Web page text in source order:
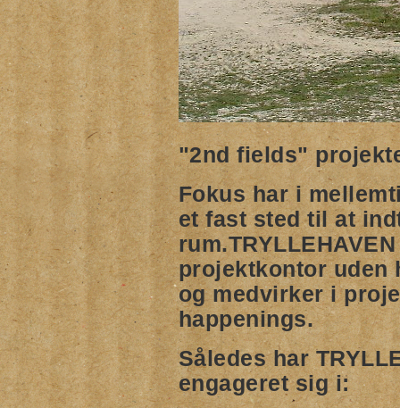
"2nd fields"
Fokus har i
et fast sted til at
rum.TRYLLEHAVEN
projektkontoruden
og medvirker i
happenings.
Således har
engageret sig i: